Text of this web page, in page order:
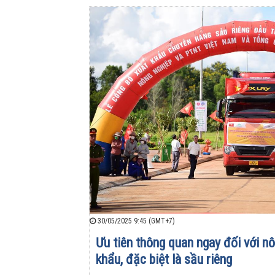
30/05/2025 9:45 (GMT+7)
Ưu tiên thông quan ngay đối với
khẩu, đặc biệt là sầu riêng